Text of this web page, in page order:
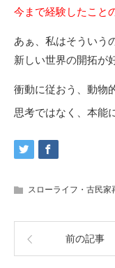
今まで経験したこと
あぁ、私はそういう
新しい世界の開拓が
衝動に従おう、動物
思考ではなく、本能
スローライフ・古民家
前の記事